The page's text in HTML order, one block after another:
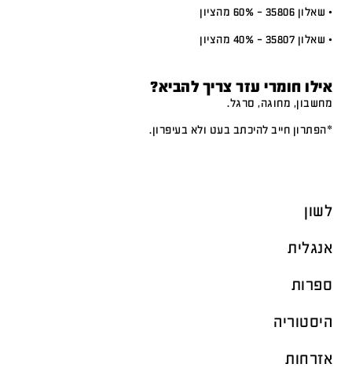
• שאלון 35806 – 60% מהציון
• שאלון 35807 – 40% מהציון
אילו חומרי עזר צריך להביא?
מחשבון, מחוגה, סרגל.
*הפתרון חייב להיכתב בעט ולא בעיפרון.
לשון
אנגלית
ספרות
היסטוריה
אזרחות